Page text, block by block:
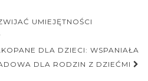
UMIEJĘTNOŚCI
DLA DZIECI: WSPANIAŁA
DLA RODZIN Z DZIEĆMI